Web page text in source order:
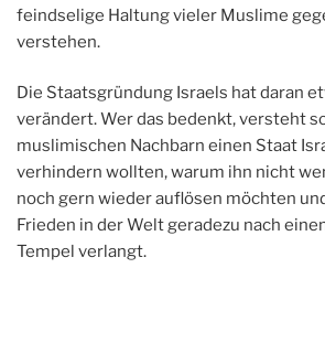
feindselige Haltung vieler Muslime
verstehen.
Die Staatsgründung Israels hat daran
verändert. Wer das bedenkt, versteht
muslimischen Nachbarn einen Staat
verhindern wollten, warum ihn nicht
noch gern wieder auflösen möchten
Frieden in der Welt geradezu nach
Tempel verlangt.